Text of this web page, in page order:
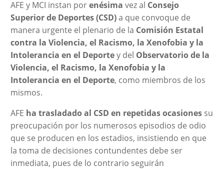
AFE y MCI instan porenésima vez al Consejo
Superior de Deportes (CSD)a que convoque de
manera urgente el plenario de la Comisión Estatal
contra la Violencia, el Racismo, la Xenofobia y la
Intolerancia en el Deportey del Observatorio de la
Violencia, el Racismo, la Xenofobia y la
Intolerancia en el Deporte, como miembros de los
mismos.
AFE ha trasladado al CSD en repetidas ocasionessu
preocupación por los numerosos episodios de odio
que se producen en los estadios, insistiendo en que
la toma de decisiones contundentes debe ser
inmediata, pues de lo contrario seguirán